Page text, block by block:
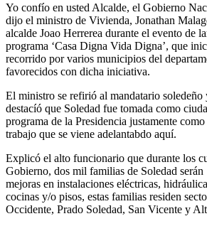
Yo confío en usted Alcalde, el Gobierno
dijo el ministro de Vivienda, Jonathan
alcalde Joao Herrerea durante el evento de
programa ‘Casa Digna Vida Digna’, que
recorrido por varios municipios del
favorecidos con dicha iniciativa.
El ministro se refirió al mandatario soledeño
destacíó que Soledad fue tomada como
programa de la Presidencia justamente
trabajo que se viene adelantabdo aquí.
Explicó el alto funcionario que durante los
Gobierno, dos mil familias de Soledad
mejoras en instalaciones eléctricas,
cocinas y/o pisos, estas familias residen
Occidente, Prado Soledad, San Vicente y